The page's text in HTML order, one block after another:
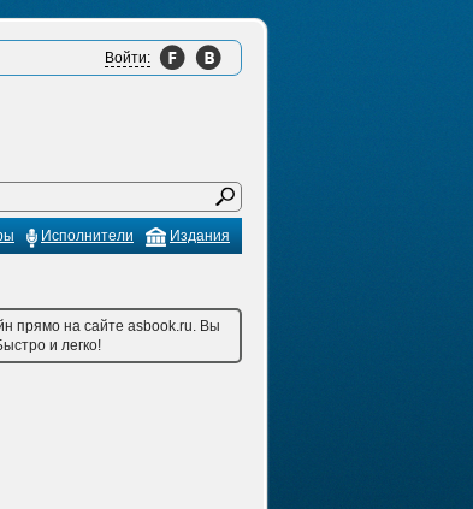
Войти:
Издания
Исполнители
прямо на сайте asbook.ru. Вы
и легко!